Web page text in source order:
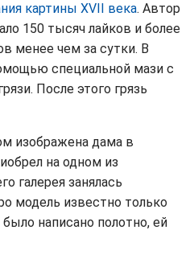
картины XVII века. Автор
150 тысяч лайков и более
менее чем за сутки. В
специальной мази с
После этого грязь
изображена дама в
на одном из
галерея занялась
модель известно только
было написано полотно, ей